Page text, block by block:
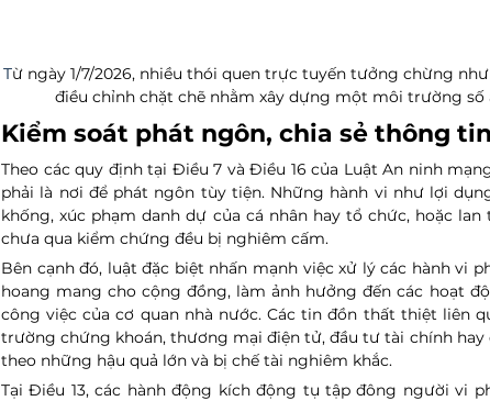
Từ ngày 1/7/2026, nhiều thói quen trực tuyến tưởng chừng
điều chỉnh chặt chẽ nhằm xây dựng một môi trường số
Kiểm soát phát ngôn, chia sẻ thông
Theo các quy định tại Điều 7 và Điều 16 của Luật An ninh
phải là nơi để phát ngôn tùy tiện. Những hành vi như lợi
khống, xúc phạm danh dự của cá nhân hay tổ chức, hoặc
chưa qua kiểm chứng đều bị nghiêm cấm.
Bên cạnh đó, luật đặc biệt nhấn mạnh việc xử lý các hành vi
hoang mang cho cộng đồng, làm ảnh hưởng đến các hoạt
công việc của cơ quan nhà nước. Các tin đồn thất thiệt liên
trường chứng khoán, thương mại điện tử, đầu tư tài chính hay
theo những hậu quả lớn và bị chế tài nghiêm khắc.
Tại Điều 13, các hành động kích động tụ tập đông người vi